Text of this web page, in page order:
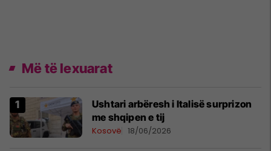
Më të lexuarat
Ushtari arbëresh i Italisë surprizon
me shqipen e tij
Kosovë 18/06/2026